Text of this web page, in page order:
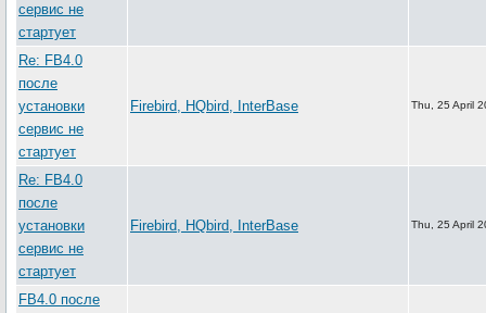
сервис не
стартует
Re: FB4.0
после
установки
сервис не
стартует
Firebird, HQbird, InterBase Thu, 25 April
Re: FB4.0
после
установки
сервис не
стартует
Firebird, HQbird, InterBase Thu, 25 April
FB4.0 после